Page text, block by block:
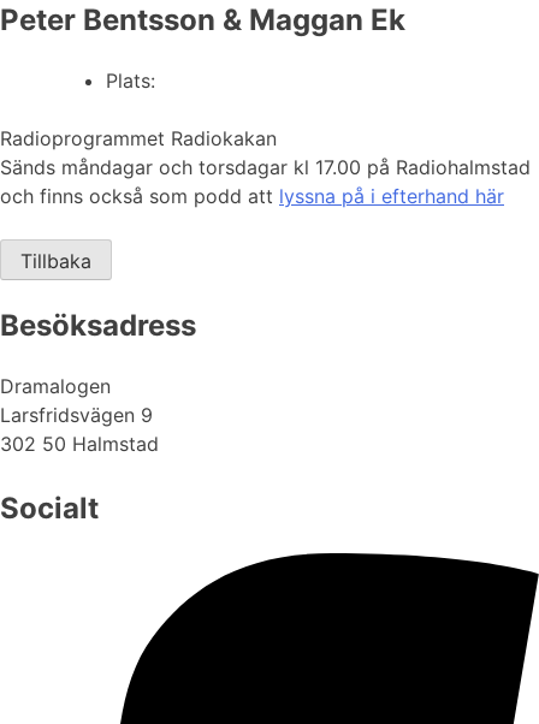
Peter Bentsson & Maggan Ek
Plats:
Radioprogrammet Radiokakan
Sänds måndagar och torsdagar kl 17.00 på Radiohalmstad
och finns också som podd att lyssna på i efterhand här
Tillbaka
Besöksadress
Dramalogen
Larsfridsvägen 9
302 50 Halmstad
Socialt